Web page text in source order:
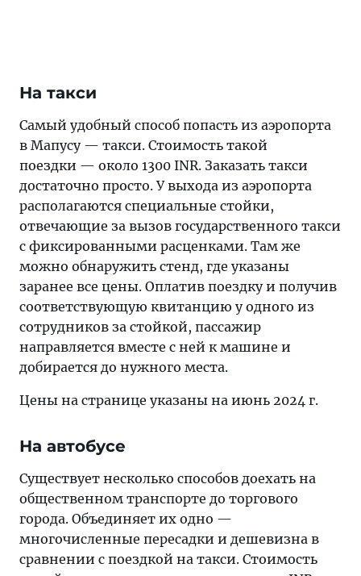
На такси
Самый удобный способ попасть из аэропорта
в Мапусу — такси. Стоимость такой
поездки — около 1300 INR. Заказать такси
достаточно просто. У выхода из аэропорта
располагаются специальные стойки,
отвечающие за вызов государственного такси
с фиксированными расценками. Там же
можно обнаружить стенд, где указаны
заранее все цены. Оплатив поездку и получив
соответствующую квитанцию у одного из
сотрудников за стойкой, пассажир
направляется вместе с ней к машине и
добирается до нужного места.
Цены на странице указаны на июнь 2024 г.
На автобусе
Существует несколько способов доехать на
общественном транспорте до торгового
города. Объединяет их одно —
многочисленные пересадки и дешевизна в
сравнении с поездкой на такси. Стоимость